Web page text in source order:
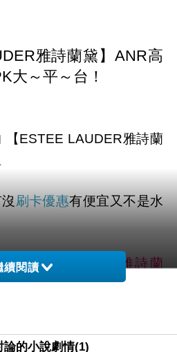
雅詩蘭黛】ANR高
大～平～台！
【ESTEE LAUDER雅詩蘭
刷卡優惠有便宜又不是水
【ESTEE LAUDER雅詩蘭
價格很不錯！
分也很快！
續閱讀
論的小說劇情(1)